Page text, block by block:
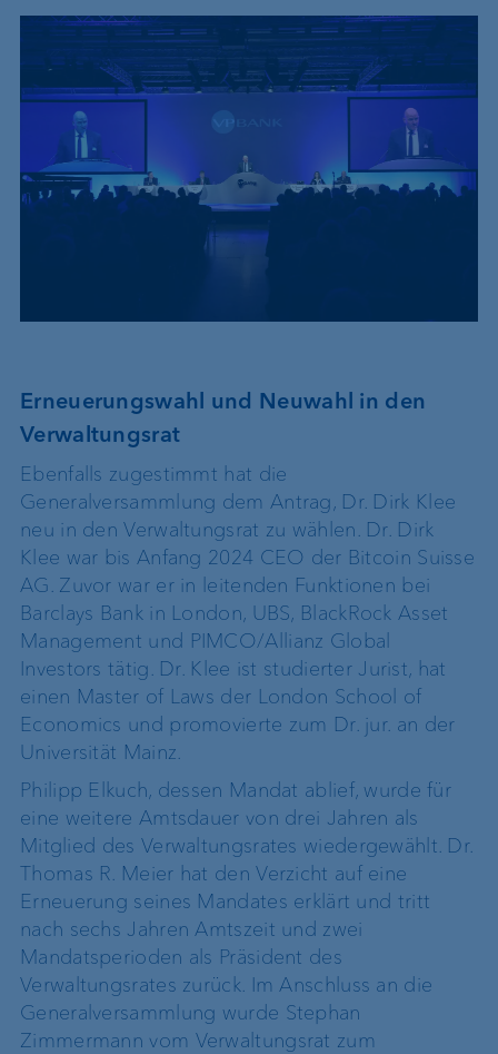
Erneuerungswahl und Neuwahl in den
Verwaltungsrat
Ebenfalls zugestimmt hat die
Generalversammlung dem Antrag, Dr. Dirk Klee
neu in den Verwaltungsrat zu wählen. Dr. Dirk
Klee war bis Anfang 2024 CEO der Bitcoin Suisse
AG. Zuvor war er in leitenden Funktionen bei
Barclays Bank in London, UBS, BlackRock Asset
Management und PIMCO/Allianz Global
Investors tätig. Dr. Klee ist studierter Jurist, hat
einen Master of Laws der London School of
Economics und promovierte zum Dr. jur. an der
Universität Mainz.
Philipp Elkuch, dessen Mandat ablief, wurde für
eine weitere Amtsdauer von drei Jahren als
Mitglied des Verwaltungsrates wiedergewählt. Dr.
Thomas R. Meier hat den Verzicht auf eine
Erneuerung seines Mandates erklärt und tritt
nach sechs Jahren Amtszeit und zwei
Mandatsperioden als Präsident des
Verwaltungsrates zurück. Im Anschluss an die
Generalversammlung wurde Stephan
Zimmermann vom Verwaltungsrat zum